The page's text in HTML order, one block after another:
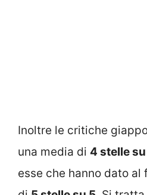
Inoltre le critiche
una media di 4 stelle
esse che hanno dato